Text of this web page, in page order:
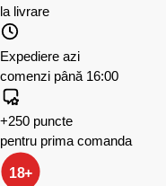
la livrare
Expediere azi
comenzi până 16:00
+250 puncte
pentru prima comanda
18+